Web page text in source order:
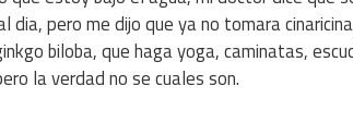
pero me dijo que ya no tomara
biloba, que haga yoga, caminatas,
la verdad no se cuales son.